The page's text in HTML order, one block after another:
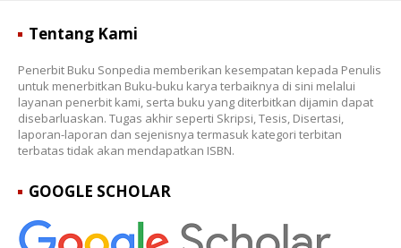
Tentang Kami
Penerbit Buku Sonpedia memberikan kesempatan kepada Penulis
untuk menerbitkan Buku-buku karya terbaiknya di sini melalui
layanan penerbit kami, serta buku yang diterbitkan dijamin dapat
disebarluaskan. Tugas akhir seperti Skripsi, Tesis, Disertasi,
laporan-laporan dan sejenisnya termasuk kategori terbitan
terbatas tidak akan mendapatkan ISBN.
GOOGLE SCHOLAR